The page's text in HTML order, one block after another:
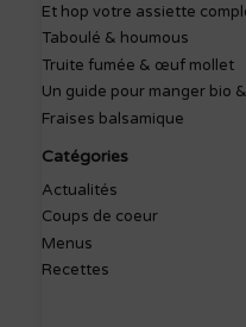
Et hop votre assiette
Taboulé & houmous
Truite fumée & œuf mollet
Un guide pour manger bio
Fraises balsamique
Catégories
Actualités
Coups de coeur
Menus
Recettes